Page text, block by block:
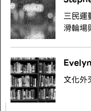
三民運
滑輪場
文化